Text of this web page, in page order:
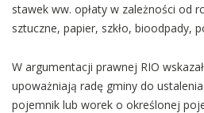
stawek ww. opłaty w zależności od
sztuczne, papier, szkło, bioodpady,
W argumentacji prawnej RIO
upoważniają radę gminy do
pojemnik lub worek o określonej